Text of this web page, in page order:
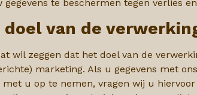
te beschermen tegen verlies
van de
wil zeggen dat het doel van de
marketing. Als u gegevens met
u op te nemen, vragen wij u